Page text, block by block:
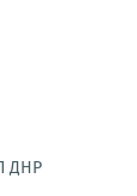
ДНР